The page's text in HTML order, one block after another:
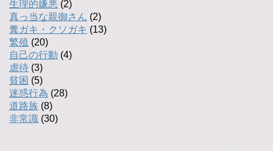
生理的嫌悪 (2)
真っ当な親御さん (2)
糞ガキ・クソガキ (13)
繁殖 (20)
自己の行動 (4)
虐待 (3)
貧困 (5)
迷惑行為 (28)
道路族 (8)
非常識 (30)